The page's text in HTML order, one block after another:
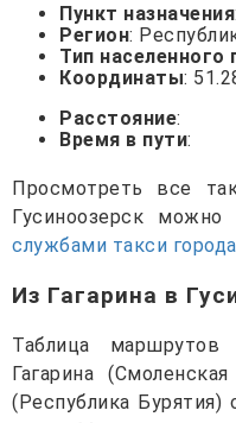
Пункт назначения
Регион:
Тип населенного
Координаты:
Расстояние:
Время в пути:
Просмотреть все
Гусиноозерск можно
службами такси
Из Гагарина в
Таблица маршрутов
Гагарина
(Республика